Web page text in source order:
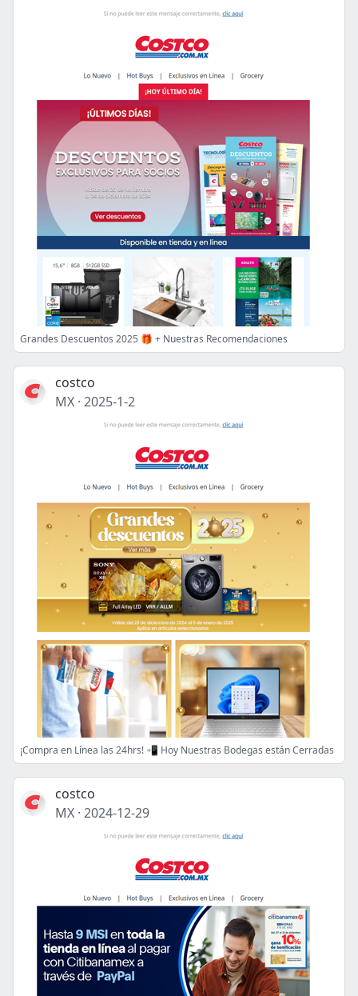
Grandes Descuentos 2025 🎁 + Nuestras Recomendaciones
costco
MX · 2025-1-2
¡Compra en Línea las 24hrs! 📲 Hoy Nuestras Bodegas están Cerradas
costco
MX · 2024-12-29